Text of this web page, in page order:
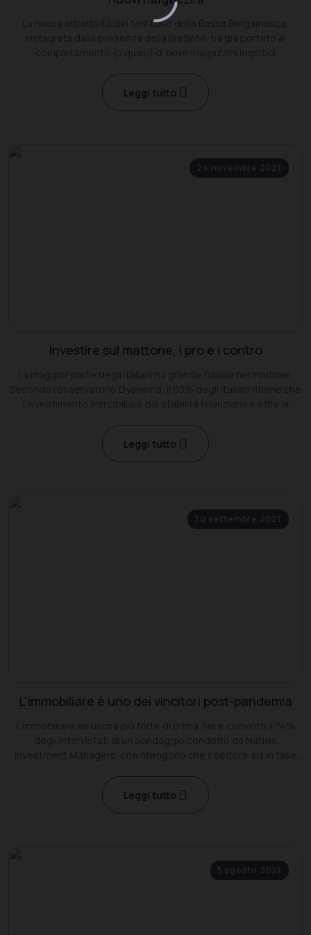
La nuova attrattività del territorio della Bassa Bergamasca,
instaurata dalla presenza della BreBeMi, ha già portato al
completamento (o quasi) di nove magazzini logistici
Leggi tutto
24 novembre 2021
Investire sul mattone, i pro e i contro
La maggior parte degli italiani ha grande fiducia nel mattone.
Secondo l’osservatorio Dyanema, il 93% degli italiani ritiene che
l’investimento immobiliare dia stabilità finanziaria e offra la
Leggi tutto
30 settembre 2021
L’immobiliare è uno dei vincitori post-pandemia
L’immobiliare ne uscirà più forte di prima. Ne è convinto il 74%
degli intervistati di un sondaggio condotto da Natixis
Investment Managers, che ritengono che il settore sia in fase
Leggi tutto
5 agosto 2021